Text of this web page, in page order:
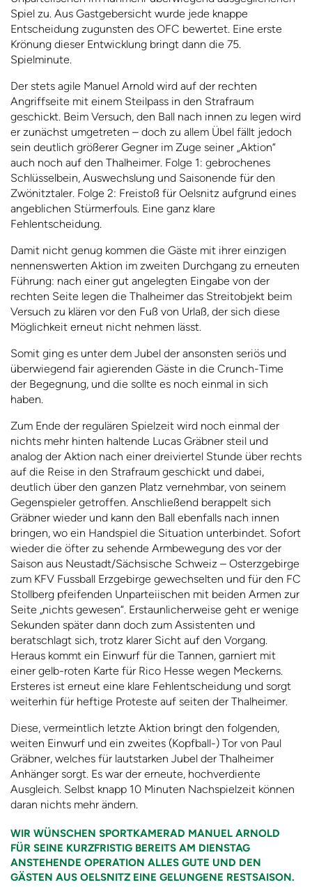
Spiel zu. Aus Gastgebersicht wurde jede knappe
Entscheidung zugunsten des OFC bewertet. Eine erste
Krönung dieser Entwicklung bringt dann die 75.
Spielminute.
Der stets agile Manuel Arnold wird auf der rechten
Angriffseite mit einem Steilpass in den Strafraum
geschickt. Beim Versuch, den Ball nach innen zu legen wird
er zunächst umgetreten – doch zu allem Übel fällt jedoch
sein deutlich größerer Gegner im Zuge seiner „Aktion“
auch noch auf den Thalheimer. Folge 1: gebrochenes
Schlüsselbein, Auswechslung und Saisonende für den
Zwönitztaler. Folge 2: Freistoß für Oelsnitz aufgrund eines
angeblichen Stürmerfouls. Eine ganz klare
Fehlentscheidung.
Damit nicht genug kommen die Gäste mit ihrer einzigen
nennenswerten Aktion im zweiten Durchgang zu erneuten
Führung: nach einer gut angelegten Eingabe von der
rechten Seite legen die Thalheimer das Streitobjekt beim
Versuch zu klären vor den Fuß von Urlaß, der sich diese
Möglichkeit erneut nicht nehmen lässt.
Somit ging es unter dem Jubel der ansonsten seriös und
überwiegend fair agierenden Gäste in die Crunch-Time
der Begegnung, und die sollte es noch einmal in sich
haben.
Zum Ende der regulären Spielzeit wird noch einmal der
nichts mehr hinten haltende Lucas Gräbner steil und
analog der Aktion nach einer dreiviertel Stunde über rechts
auf die Reise in den Strafraum geschickt und dabei,
deutlich über den ganzen Platz vernehmbar, von seinem
Gegenspieler getroffen. Anschließend berappelt sich
Gräbner wieder und kann den Ball ebenfalls nach innen
bringen, wo ein Handspiel die Situation unterbindet. Sofort
wieder die öfter zu sehende Armbewegung des vor der
Saison aus Neustadt/Sächsische Schweiz – Osterzgebirge
zum KFV Fussball Erzgebirge gewechselten und für den FC
Stollberg pfeifenden Unparteiischen mit beiden Armen zur
Seite „nichts gewesen“. Erstaunlicherweise geht er wenige
Sekunden später dann doch zum Assistenten und
beratschlagt sich, trotz klarer Sicht auf den Vorgang.
Heraus kommt ein Einwurf für die Tannen, garniert mit
einer gelb-roten Karte für Rico Hesse wegen Meckerns.
Ersteres ist erneut eine klare Fehlentscheidung und sorgt
weiterhin für heftige Proteste auf seiten der Thalheimer.
Diese, vermeintlich letzte Aktion bringt den folgenden,
weiten Einwurf und ein zweites (Kopfball-) Tor von Paul
Gräbner, welches für lautstarken Jubel der Thalheimer
Anhänger sorgt. Es war der erneute, hochverdiente
Ausgleich. Selbst knapp 10 Minuten Nachspielzeit können
daran nichts mehr ändern.
WIR WÜNSCHEN SPORTKAMERAD MANUEL ARNOLD
FÜR SEINE KURZFRISTIG BEREITS AM DIENSTAG
ANSTEHENDE OPERATION ALLES GUTE UND DEN
GÄSTEN AUS OELSNITZ EINE GELUNGENE RESTSAISON.